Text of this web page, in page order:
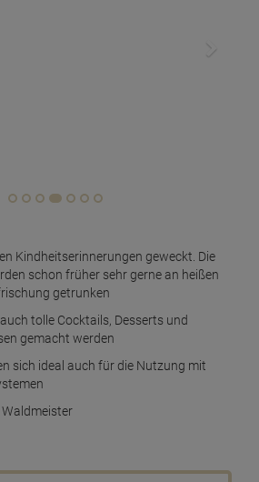
Kindheitserinnerungen geweckt. Die
schon früher sehr gerne an heißen
getrunken
tolle Cocktails, Desserts und
gemacht werden
sich ideal auch für die Nutzung mit